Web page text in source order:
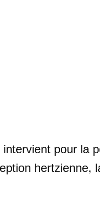
pour la
hertzienne,